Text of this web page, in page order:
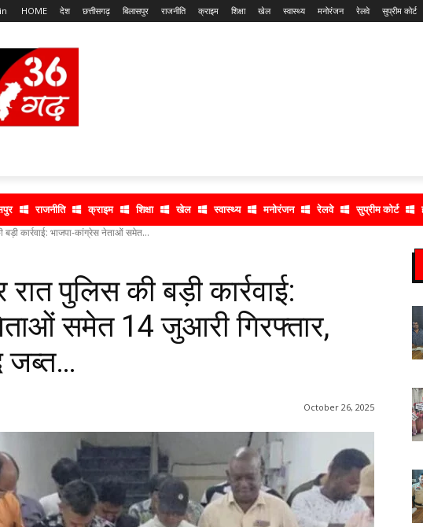
HOME देश छत्तीसगढ़ बिलासपुर राजनीति क्राइम शिक्षा खेल स्वास्थ्य मनोरंजन रेलवे सुप्रीम कोर्ट
राजनीति क्राइम शिक्षा खेल स्वास्थ्य मनोरंजन रेलवे सुप्रीम कोर्ट
कार्रवाई: भाजपा-कांग्रेस नेताओं समेत...
पुलिस की बड़ी कार्रवाई:
समेत 14 जुआरी गिरफ्तार,
जब्त…
October 26, 2025